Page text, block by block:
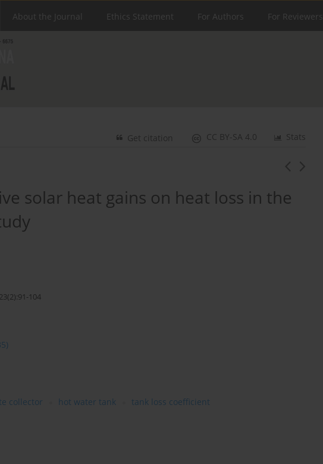
About the Journal Ethics Statement For Authors For Reviewers
Stats
CC BY-SA 4.0
Get citation
solar heat gains on heat loss in the
104
collector hot water tank tank loss coefficient